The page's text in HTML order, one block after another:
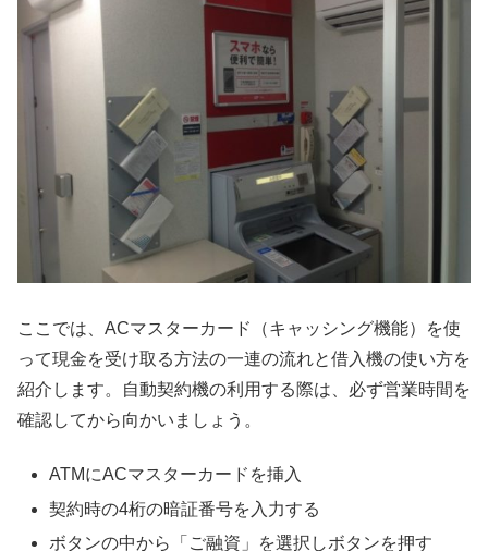
ここでは、ACマスターカード（キャッシング機能）を使
って現金を受け取る方法の一連の流れと借入機の使い方を
紹介します。自動契約機の利用する際は、必ず営業時間を
確認してから向かいましょう。
ATMにACマスターカードを挿入
契約時の4桁の暗証番号を入力する
ボタンの中から「ご融資」を選択しボタンを押す